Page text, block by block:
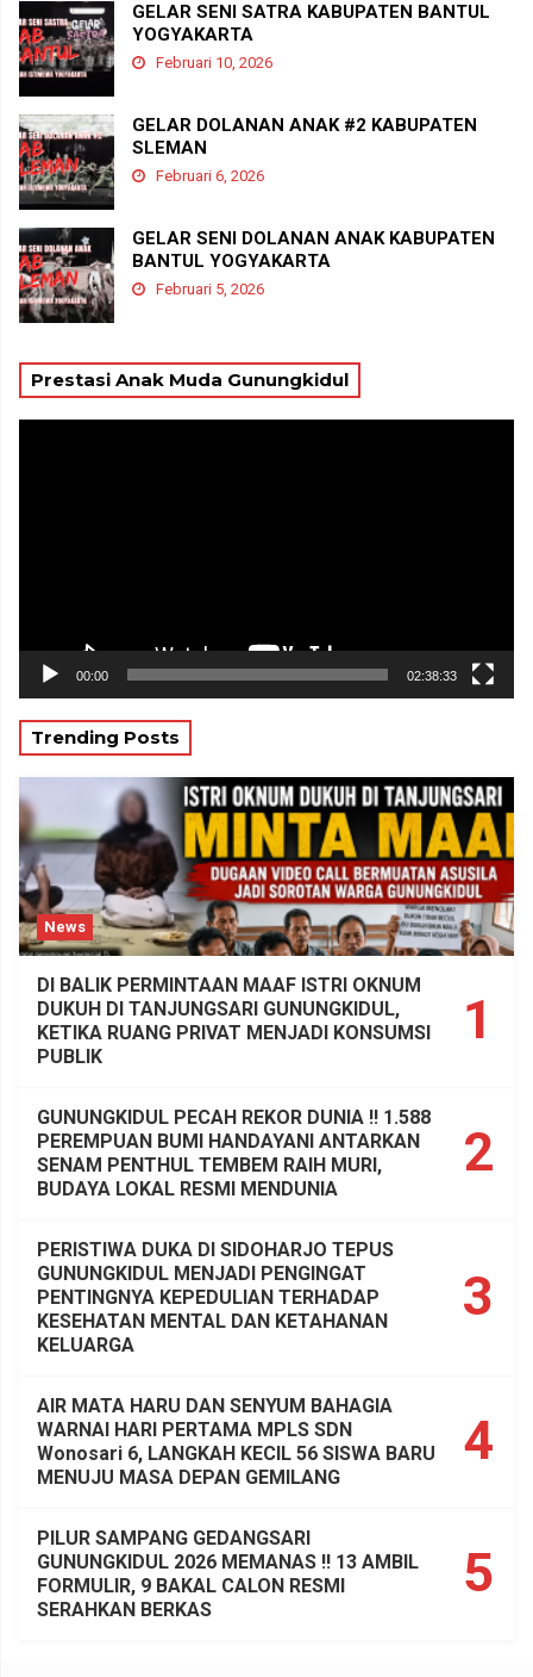
GELAR SENI SATRA KABUPATEN BANTUL
YOGYAKARTA
Februari 10, 2026
GELAR DOLANAN ANAK #2 KABUPATEN
SLEMAN
Februari 6, 2026
GELAR SENI DOLANAN ANAK KABUPATEN
BANTUL YOGYAKARTA
Februari 5, 2026
Prestasi Anak Muda Gunungkidul
00:00 02:38:33
Trending Posts
News
1
DI BALIK PERMINTAAN MAAF ISTRI OKNUM
DUKUH DI TANJUNGSARI GUNUNGKIDUL,
KETIKA RUANG PRIVAT MENJADI KONSUMSI
PUBLIK
2
GUNUNGKIDUL PECAH REKOR DUNIA !! 1.588
PEREMPUAN BUMI HANDAYANI ANTARKAN
SENAM PENTHUL TEMBEM RAIH MURI,
BUDAYA LOKAL RESMI MENDUNIA
3
PERISTIWA DUKA DI SIDOHARJO TEPUS
GUNUNGKIDUL MENJADI PENGINGAT
PENTINGNYA KEPEDULIAN TERHADAP
KESEHATAN MENTAL DAN KETAHANAN
KELUARGA
4
AIR MATA HARU DAN SENYUM BAHAGIA
WARNAI HARI PERTAMA MPLS SDN
Wonosari 6, LANGKAH KECIL 56 SISWA BARU
MENUJU MASA DEPAN GEMILANG
5
PILUR SAMPANG GEDANGSARI
GUNUNGKIDUL 2026 MEMANAS !! 13 AMBIL
FORMULIR, 9 BAKAL CALON RESMI
SERAHKAN BERKAS